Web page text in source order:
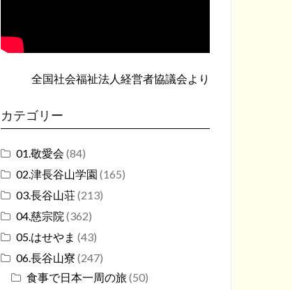
全国社会福祉法人経営者協議会より
カテゴリー
01.敬愛会 (84)
02.津長谷山学園 (165)
03.長谷山荘(213)
04.慈宗院 (362)
05.はせやま (43)
06.長谷山寮 (247)
食事で日本一周の旅 (50)